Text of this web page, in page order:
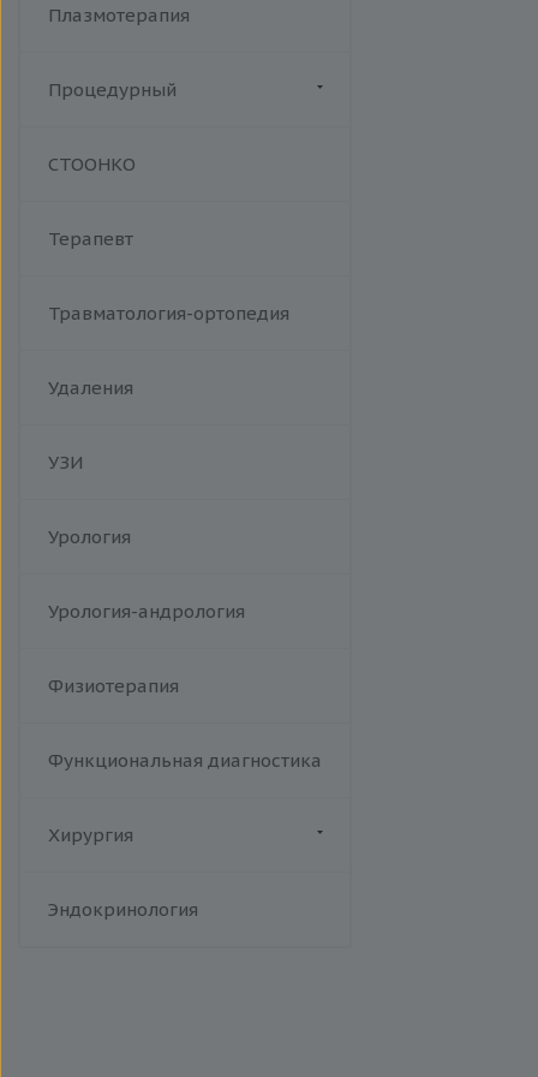
Плазмотерапия
Процедурный
СТООНКО
Терапевт
Травматология-ортопедия
Удаления
УЗИ
Урология
Урология-андрология
Физиотерапия
Функциональная диагностика
Хирургия
Эндокринология